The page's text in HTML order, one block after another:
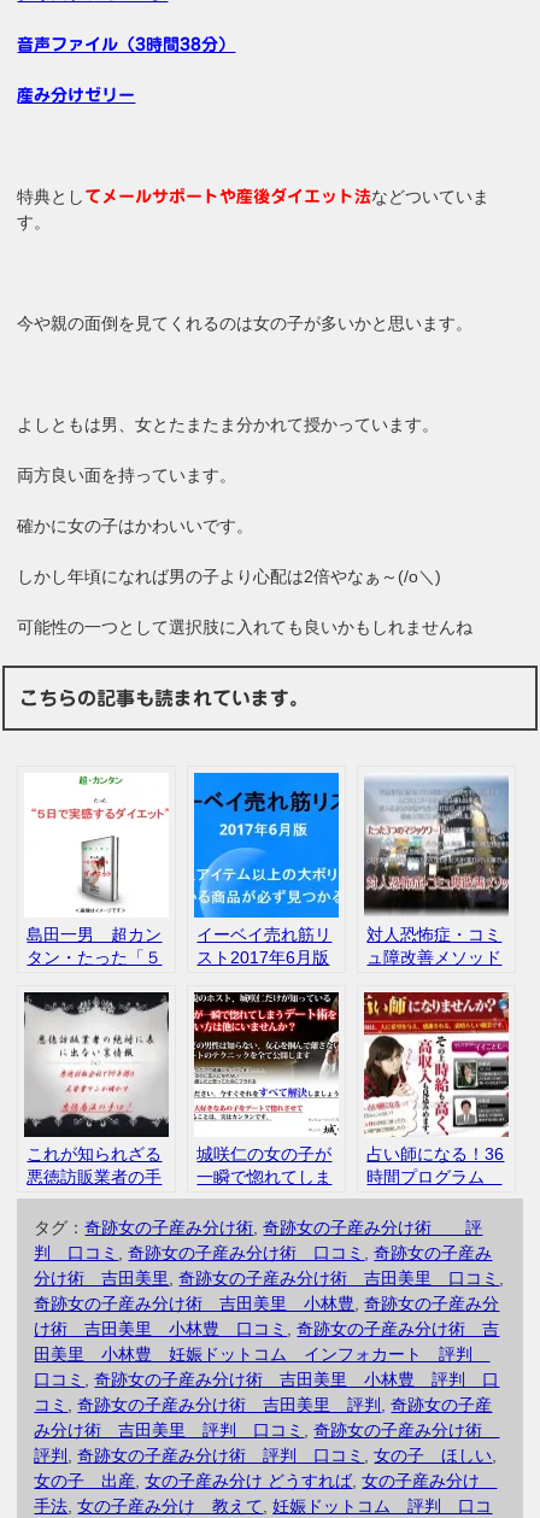
音声ファイル（3時間38分）
産み分けゼリー
特典とし てメールサポートや産後ダイエット法などついていま
す。
今や親の面倒を見てくれるのは女の子が多いかと思います。
よしともは男、女とたまたま分かれて授かっています。
両方良い面を持っています。
確かに女の子はかわいいです。
しかし年頃になれば男の子より心配は2倍やなぁ～(/o＼)
可能性の一つとして選択肢に入れても良いかもしれませんね
こちらの記事も読まれています。
島田一男 超カン
タン・たった「５
エット」 インフ
ミ レビュー
イーベイ売れ筋リ
スト2017年6月版
ォカート 評判
口コミ
対人恐怖症・コミ
ュ障改善メソッド
3Media Marketing
株式会社 インフ
ォカート 評判
口コミ
これが知られざる
悪徳訪販業者の手
口だ 藤元洋一 イ
ンフォカート 口
コミ 評判
城咲仁の女の子が
一瞬で惚れてしま
うデート術 インフ
ォカート 評判
口コミ
占い師になる！36
時間プログラム
岡野恭子 インフ
ォカート 評判
口コミ
タグ：奇跡女の子産み分け術 ,奇跡女の子産み分け術 評
判 口コミ
,奇跡女の子産み分け術 口コミ ,奇跡女の子産み
分け術 吉田美里
,奇跡女の子産み分け術 吉田美里 口コミ
奇跡女の子産み分け術 吉田美里 小林豊 ,奇跡女の子産み分
け術 吉田美里 小林豊 口コミ
,奇跡女の子産み分け術 吉
田美里 小林豊 妊娠ドットコム インフォカート 評判
口コミ
,奇跡女の子産み分け術 吉田美里 小林豊 評判 口
コミ
,奇跡女の子産み分け術 吉田美里 評判 ,奇跡女の子産
み分け術 吉田美里 評判 口コミ
,奇跡女の子産み分け術
評判
,奇跡女の子産み分け術 評判 口コミ ,女の子 ほしい
女の子 出産 ,女の子産み分け どうすれば ,女の子産み分け
手法 ,女の子産み分け 教えて ,妊娠ドットコム 評判 口コ